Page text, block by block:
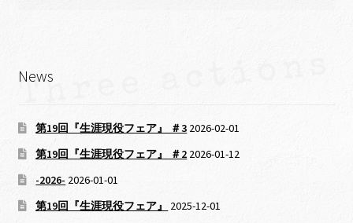
News
第19回『生涯現役フェア』 ＃3 2026-02-01
第19回『生涯現役フェア』 ＃2 2026-01-12
-2026- 2026-01-01
第19回『生涯現役フェア』
2025-12-01